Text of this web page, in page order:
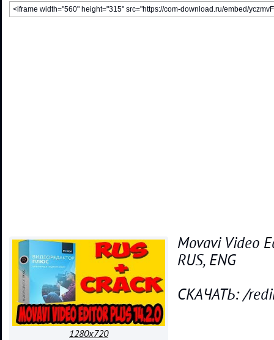
1280x720
Movavi Video
RUS, ENG
СКАЧАТЬ: /